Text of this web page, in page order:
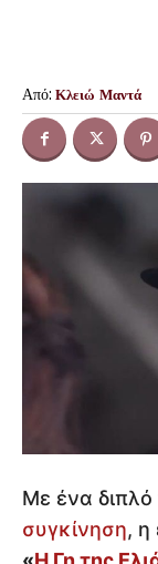
Από: Κλειώ Μαντά
Με ένα διπλό
συγκίνηση, η